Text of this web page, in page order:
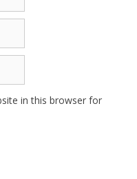
in this browser for